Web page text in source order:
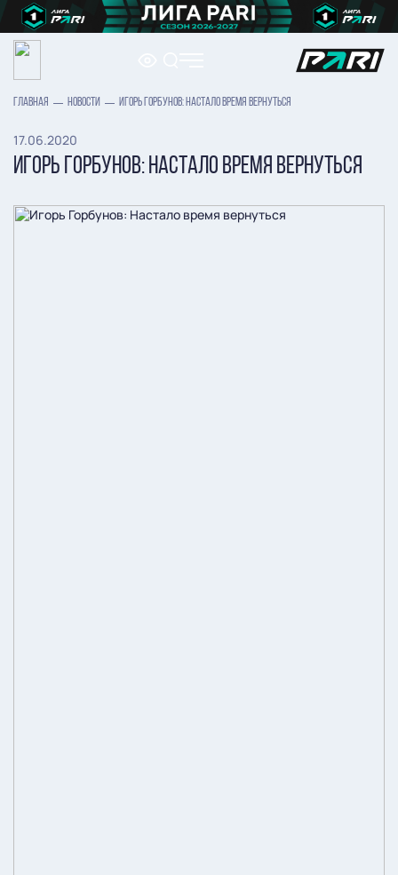
ГЛАВНАЯ НОВОСТИ ИГОРЬ ГОРБУНОВ: НАСТАЛО ВРЕМЯ ВЕРНУТЬСЯ
17.06.2020
ИГОРЬ ГОРБУНОВ: НАСТАЛО ВРЕМЯ ВЕРНУТЬСЯ